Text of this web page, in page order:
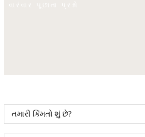
વારંવાર પૂછાતા પ્રશ્નો
તમારી કિંમતો શું છે?